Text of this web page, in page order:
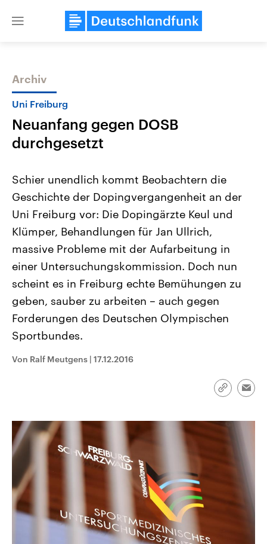
Close
Themen
Landtagswahl Sachsen-Anhalt
2026
Alle Informationen
Sachsen-Anhalt wählt am 6.
September 2026 einen neuen
Landtag. Seit 2021 wird das
Bundesland von einer Koalition aus
CDU, SPD und FDP regiert.-
Umfragen, Prognosen,
Wahlprogramme, aktuelle Berichte
und Hintergründe zu den Parteien
und Kandidaten der anstehenden
Wahl.
USA
Aktuelle Beiträge,
Hintergründe
Wirtschaftlich und
gehören die Vereinigten
den mächtigsten Ländern
mit großem Einfluss auf
Sendungen Programm Podcasts
Audio-Archiv
Archiv
Uni Freiburg
Neuanfang gegen DOSB
durchgesetzt
Schier unendlich kommt Beobachtern die
Geschichte der Dopingvergangenheit an der
Uni Freiburg vor: Die Dopingärzte Keul und
Klümper, Behandlungen für Jan Ullrich,
massive Probleme mit der Aufarbeitung in
einer Untersuchungskommission. Doch nun
scheint es in Freiburg echte Bemühungen zu
geben, sauber zu arbeiten – auch gegen
Forderungen des Deutschen Olympischen
Sportbundes.
Von Ralf Meutgens | 17.12.2016
Link